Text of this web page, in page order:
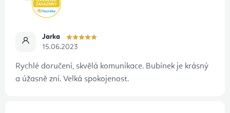
Jarka
15.06.2023
Rychlé doručení, skvělá komunikace. Bubínek je krásný
a úžasně zní. Velká spokojenost.